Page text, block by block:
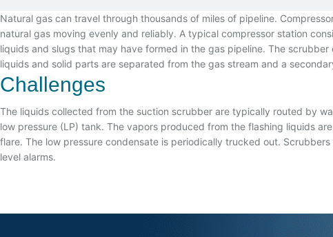
Natural gas can travel through thousands of miles of pipeline.
natural gas moving evenly and reliably. A typical compressor station
liquids and slugs that may have formed in the gas pipeline. The
liquids and solid parts are separated from the gas stream and a
Challenges
The liquids collected from the suction scrubber are typically routed by
low pressure (LP) tank. The vapors produced from the flashing liquids
flare. The low pressure condensate is periodically trucked out.
level alarms.